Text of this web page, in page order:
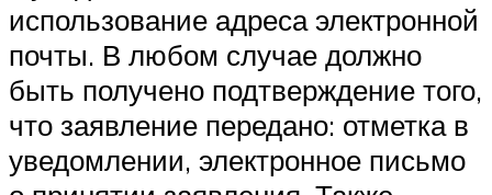
использование адреса электронной
почты. В любом случае должно
быть получено подтверждение того,
что заявление передано: отметка в
уведомлении, электронное письмо